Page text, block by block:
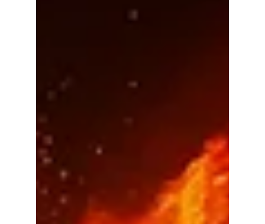
Klar, heute geht es einfach fast nicht
von wefox ist das Mobiltelefon sogar
Versicherungsangelegenheiten ganz
gerne über unsere tolle Kunden-App
managen. Aber darüber erzählen wir dir
demnächst mehr. Fakt ist: Die meisten
Menschen hängen viel zu viel am Handy
oder generell vor irgendwelchen
Bildschirmen herum und verpassen das